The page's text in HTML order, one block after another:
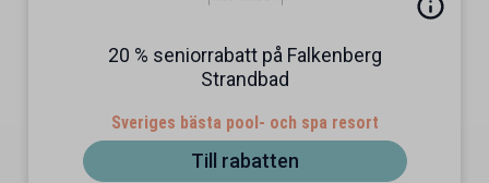
20 % seniorrabatt på Falkenberg
Strandbad
Sveriges bästa pool- och spa resort
Till rabatten